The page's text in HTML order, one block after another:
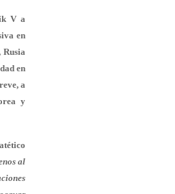
V a
en
en
a
y
al